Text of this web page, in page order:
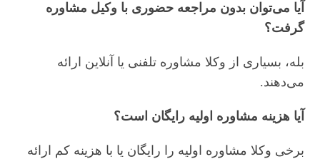
آیا می‌توان بدون مراجعه حضوری با وکیل مشاوره
گرفت؟
بله، بسیاری از وکلا مشاوره تلفنی یا آنلاین ارائه
می‌دهند.
آیا هزینه مشاوره اولیه رایگان است؟
برخی وکلا مشاوره اولیه را رایگان یا با هزینه کم ارائه